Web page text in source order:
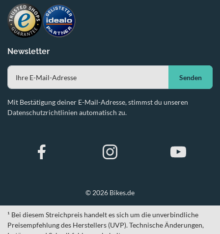
Newsletter
Senden
Mit Bestätigung deiner E-Mail-Adresse, stimmst du unseren
Datenschutzrichtlinien automatisch zu.
© 2026 Bikes.de
¹ Bei diesem Streichpreis handelt es sich um die unverbindliche
Preisempfehlung des Herstellers (UVP). Technische Änderungen,